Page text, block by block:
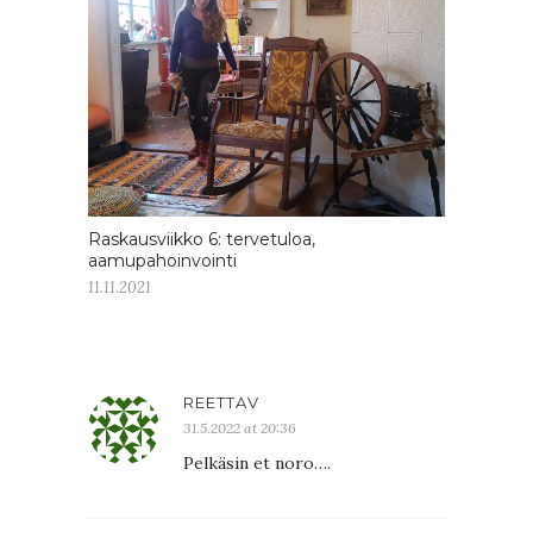
Raskausviikko 6: tervetuloa,
aamupahoinvointi
11.11.2021
REETTAV
31.5.2022 at 20:36
Pelkäsin et noro….